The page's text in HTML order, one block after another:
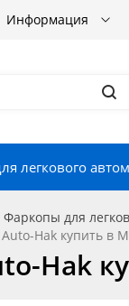
Информация
легкового
Фаркопы для
Hak купить в
Hak